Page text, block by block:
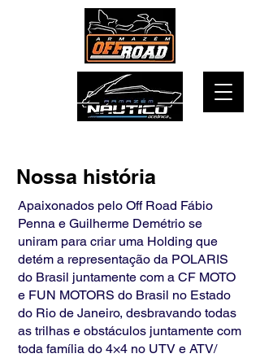
Nossa história
Apaixonados pelo Off Road Fábio
Penna e Guilherme Demétrio se
uniram para criar uma Holding que
detém a representação da POLARIS
do Brasil juntamente com a CF MOTO
e FUN MOTORS do Brasil no Estado
do Rio de Janeiro, desbravando todas
as trilhas e obstáculos juntamente com
toda família do 4×4 no UTV e ATV/